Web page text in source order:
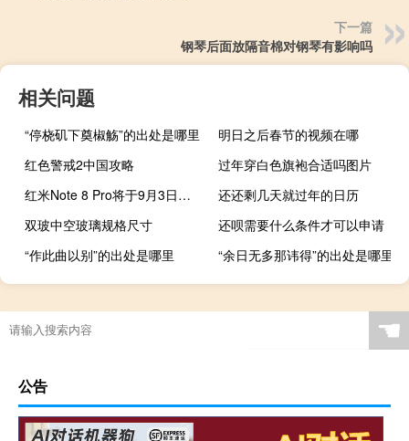
下一篇
钢琴后面放隔音棉对钢琴有影响吗
相关问题
“停桡矶下奠椒觞”的出处是哪里
明日之后春节的视频在哪
红色警戒2中国攻略
过年穿白色旗袍合适吗图片
红米Note 8 Pro将于9月3日上午10点正式开启首销
还还剩几天就过年的日历
双玻中空玻璃规格尺寸
还呗需要什么条件才可以申请
“作此曲以别”的出处是哪里
“余日无多那讳得”的出处是哪里
☚
公告